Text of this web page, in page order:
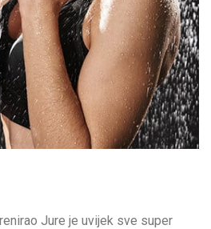
Jure je uvijek sve super